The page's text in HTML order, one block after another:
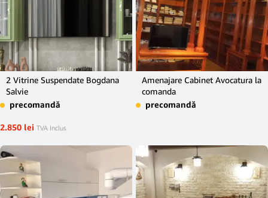
2 Vitrine Suspendate Bogdana
Salvie
precomandă
2.850 lei TVA Inclus
Amenajare Cabinet Avocatura la
comanda
precomandă